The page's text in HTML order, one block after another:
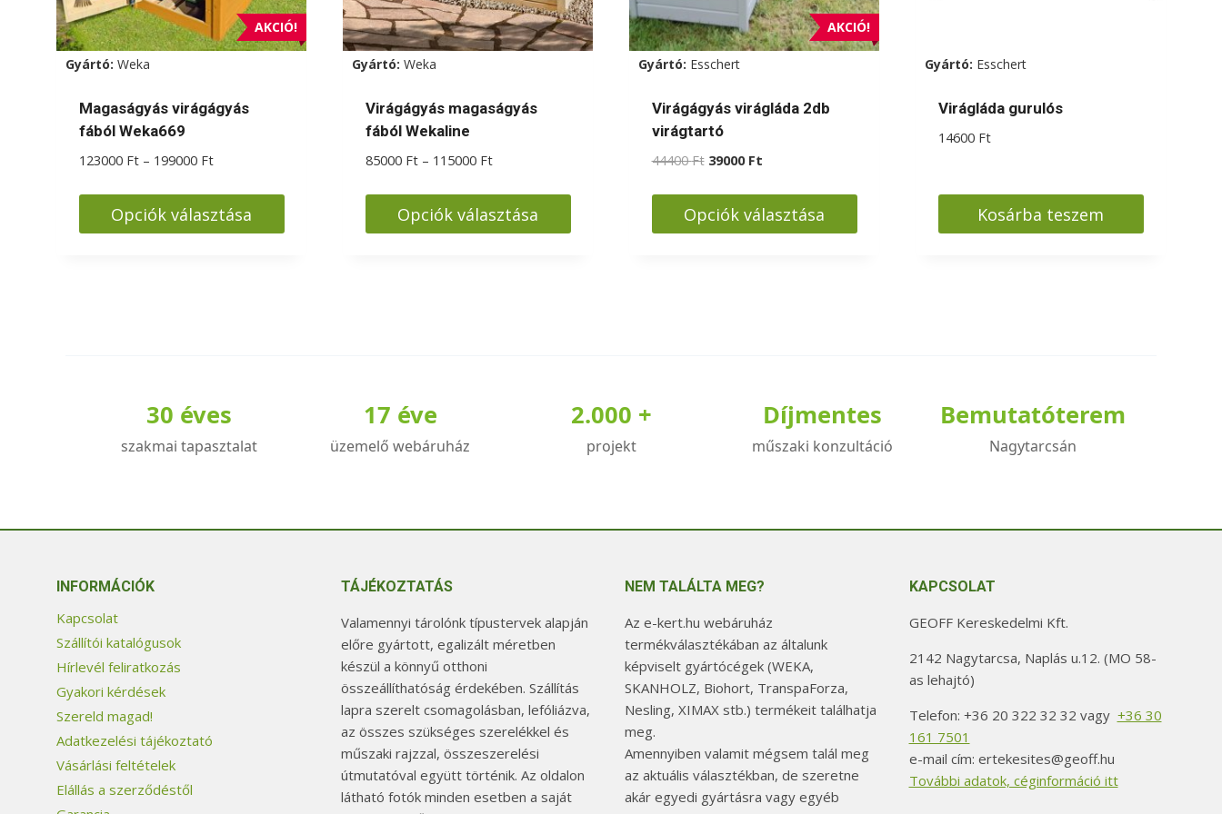
ki
AKCIÓ!
Gyártó: Weka
Magaságyás virágágyás
fából Weka669
123000 Ft – 199000 FtÁrtartomány:
-
199000 Ft
Opciók választása
változatok
Gyártó: Weka
Virágágyás magaságyás
fából Wekaline
85000 Ft – 115000 FtÁrtartomány:
-
115000 Ft
Opciók választása
változatok
a
AKCIÓ!
Gyártó: Esschert
Virágágyás virágláda 2db
virágtartó
44400Ft Original
was:
44400 Ft.
39000 FtCurrent
is:
39000 Ft.
Opciók választása
változatok
Gyártó: Esschert
Virágláda gurulós
14600 Ft
Kosárba teszem
30 éves
szakmai tapasztalat
17 éve
üzemelő webáruház
2.000 +
projekt
Díjmentes
műszaki konzultáció
Bemutatóterem
Nagytarcsán
INFORMÁCIÓK
Kapcsolat
Szállítói katalógusok
Hírlevél feliratkozás
Gyakori kérdések
Szereld magad!
Adatkezelési tájékoztató
Vásárlási feltételek
Elállás a szerződéstől
TÁJÉKOZTATÁS
Valamennyi tárolónk típustervek alapján
előre gyártott, egalizált méretben
készül a könnyű otthoni
összeállíthatóság érdekében. Szállítás
lapra szerelt csomagolásban, lefóliázva,
az összes szükséges szerelékkel és
műszaki rajzzal, összeszerelési
útmutatóval együtt történik. Az oldalon
látható fotók minden esetben a saját
NEM TALÁLTA MEG?
Az e-kert.hu webáruház
termékválasztékában az általunk
képviselt gyártócégek (WEKA,
SKANHOLZ, Biohort, TranspaForza,
Nesling, XIMAX stb.) termékeit találhatja
meg.
Amennyiben valamit mégsem talál meg
az aktuális választékban, de szeretne
akár egyedi gyártásra vagy egyéb
KAPCSOLAT
GEOFF Kereskedelmi Kft.
2142 Nagytarcsa, Naplás u.12. (MO 58-
as lehajtó)
Telefon: +36 20 322 32 32 vagy +36 30
161 7501
e-mail cím: ertekesites@geoff.hu
További adatok, céginformáció itt